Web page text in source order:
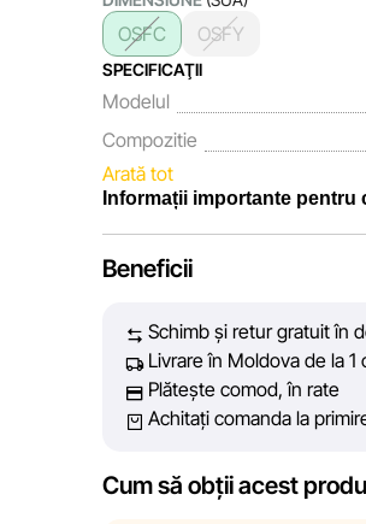
OSFC OSFY
SPECIFICAŢII
Modelul
Compozitie
Arată tot
Informații importante pentru
fiecare zi depunem eforturi
vă oferim informații corecte și
decizie de cumpărare.
Cu toate acestea, în ciuda
tehnice sau disfuncționalități.
Beneficii
Schimb și retur gratuit în
Livrare în Moldova de la 1
Plătește comod, în rate
Achitați comanda la
Cum să obții acest